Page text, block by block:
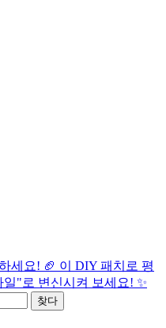
세요! 🏈 이 DIY 패치로 평
"로 변신시켜 보세요! ✨